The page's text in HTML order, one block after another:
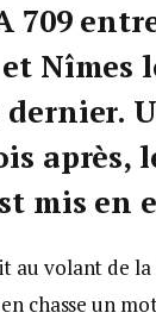
709
Nîmes
dernier.
après,
mis en
au volant de
chasse un